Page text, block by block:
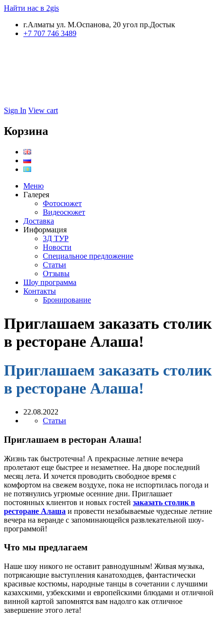
Найти нас в 2gis
г.Алматы ул. М.Оспанова, 20 угол пр.Достык
+7 707 746 3489
Sign In View cart
Корзина
Меню
Галерея
Фотосюжет
Видеосюжет
Доставка
Информация
3Д ТУР
Новости
Cпециальное предложение
Статьи
Отзывы
Шоу программа
Контакты
Бронирование
Приглашаем заказать столик
в ресторане Алаша!
Приглашаем заказать столик
в ресторане Алаша!
22.08.2022
Статьи
Приглашаем в ресторан Алаша!
Жизнь так быстротечна! А прекрасные летние вечера
пролетают еще быстрее и незаметнее. На дворе последний
месяц лета. И хочется проводить свободное время с
комфортом на свежем воздухе, пока не испортилась погода и
не потянулись угрюмые осенние дни. Приглашает
постоянных клиентов и новых гостей заказать столик в
ресторане Алаша и провести незабываемые чудесные летние
вечера на веранде с запоминающейся развлекательной шоу-
программой!
Что мы предлагаем
Наше шоу никого не оставит равнодушным! Живая музыка,
потрясающие выступления канатоходцев, фантастически
красивые костюмы, народные танцы в сочетании с лучшими
казахскими, узбекскими и европейскими блюдами и отличной
винной картой запомнятся вам надолго как отличное
завершение этого лета!